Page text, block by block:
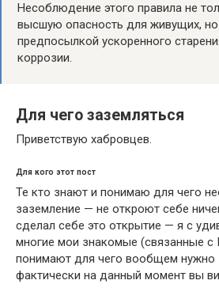
Несоблюдение этого правила не
высшую опасность для живущих,
предпосылкой ускоренного
коррозии.
Для чего заземляться
Приветствую хабровцев.
Для кого этот пост
Те кто знают и понимаю для чего
заземление — не откроют себе
сделал себе это открытие — я с
многие мои знакомые (связанные с
понимают для чего вообщем нужно
фактически на данный момент вы